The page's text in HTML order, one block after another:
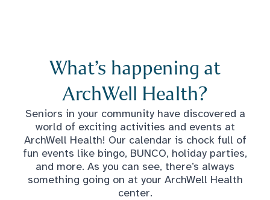
What’s happening at
ArchWell Health?
Seniors in your community have discovered a
world of exciting activities and events at
ArchWell Health! Our calendar is chock full of
fun events like bingo, BUNCO, holiday parties,
and more. As you can see, there’s always
something going on at your ArchWell Health
center.